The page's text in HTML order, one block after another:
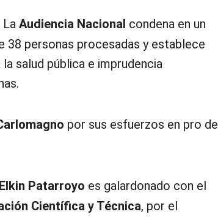
La Audiencia Nacional condena en un
personas procesadas y establece
salud pública e imprudencia
por sus esfuerzos en pro de
Patarroyo es galardonado con el
Científica y Técnica, por el